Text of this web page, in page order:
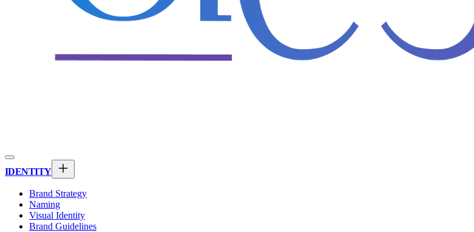
IDENTITY
Brand Strategy
Naming
Visual Identity
Brand Guidelines